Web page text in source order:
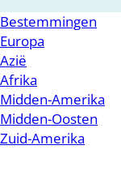
Bestemmingen
Europa
Azië
Afrika
Midden-Amerika
Midden-Oosten
Zuid-Amerika